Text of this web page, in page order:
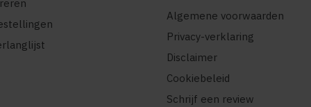
Algemene voorwaarden
Privacy-verklaring
Disclaimer
Cookiebeleid
Schrijf een review